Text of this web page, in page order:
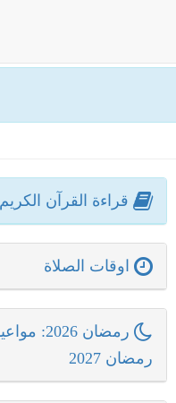
قراءة القرآن
اوقات الصلاة
رمضان 2026: مواعيد إمساك وإفطار
رمضان 2027